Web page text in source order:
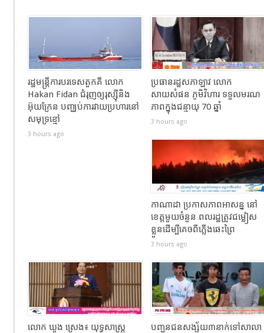
រដ្ឋមន្រ្តីការបរទេសតួកគី លោក
Hakan Fidan ជំរុញឲ្យរុស្ស៊ីនិង
អ៊ុយក្រែន បញ្ឈប់ការវាយប្រហារនៅ
សមុទ្រខ្មៅ
3 hours ago
ប្រធានរដ្ឋសភាឡាវ លោក
សាយសំផន ភូមិវិហារ ទទួលមរណ
ភាពក្នុងជន្មាយុ 70 ឆ្នាំ
3 hours ago
កាណាដា ប្រកាសភាពអាសន្ន នៅ
ខេត្តមួយចំនួន ពលរដ្ឋត្រូវជម្លៀស
ខ្លួនដើម្បីគេចពីភ្លើងឆេះព្រៃ
3 hours ago
លោក ឃួង ស្រេង៖ យុទ្ធសាស្ត្រ
បញ្ជូនជនសង្ស័យ៣នាក់ទៅសាលា